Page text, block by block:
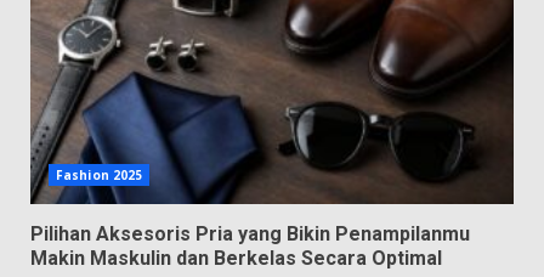
Fashion 2025
Pilihan Aksesoris Pria yang Bikin Penampilanmu
Makin Maskulin dan Berkelas Secara Optimal